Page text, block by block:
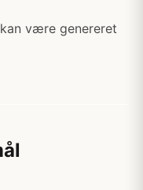
være genereret